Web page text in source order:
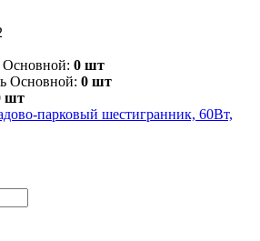
Основной: 0 шт
Основной: 0 шт
шт
парковый шестигранник, 60Вт,